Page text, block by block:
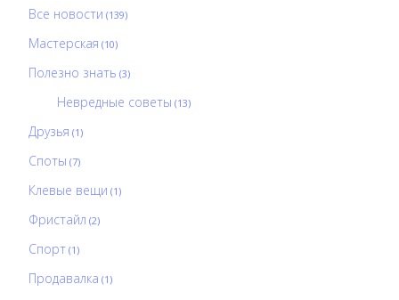
Все новости (139)
Мастерская (10)
Полезно знать (3)
Невредные советы (13)
Друзья (1)
Споты (7)
Клевые вещи (1)
Фристайл (2)
Спорт (1)
Продавалка (1)